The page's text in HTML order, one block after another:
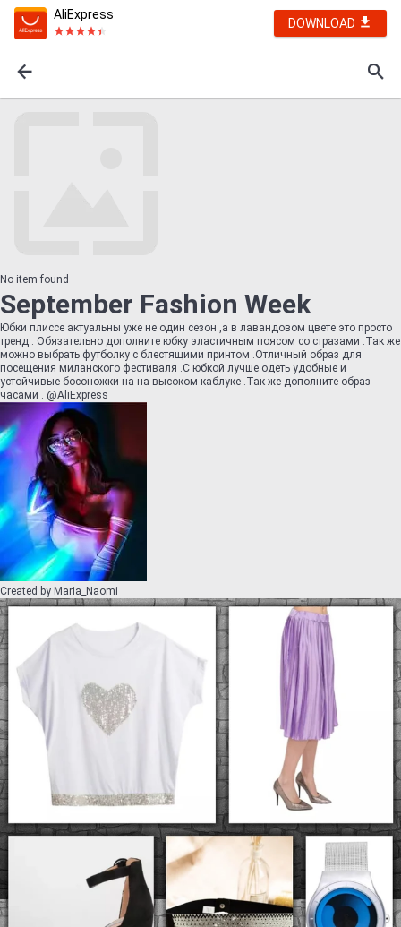
AliExpress
DOWNLOAD
No item found
September Fashion Week
Юбки плиссе актуальны уже не один сезон ,а в лавандовом цвете это просто
тренд . Обязательно дополните юбку эластичным поясом со стразами .Так же
можно выбрать футболку с блестящими принтом .Отличный образ для
посещения миланского фестиваля .С юбкой лучше одеть удобные и
устойчивые босоножки на на высоком каблуке .Так же дополните образ
часами . @AliExpress
Created by Maria_Naomi